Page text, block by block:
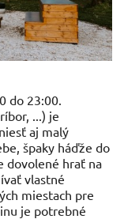
do 23:00.
...) je
aj malý
špaky háďže do
dovolené hrať na
vlastné
miestach pre
je potrebné